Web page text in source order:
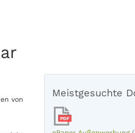
von
Meistgesuchte
PDF